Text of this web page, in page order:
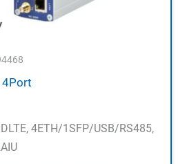
4Port
4ETH/1SFP/USB/RS485,